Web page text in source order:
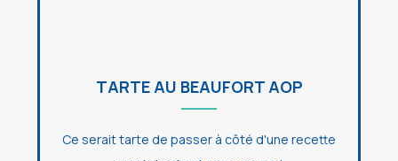
TARTE AU BEAUFORT AOP
Ce serait tarte de passer à côté d'une recette